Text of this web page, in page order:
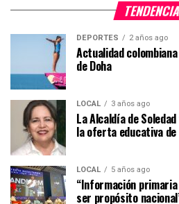
DEPORTES 2 años ago
Actualidad
de Doha
LOCAL 3 años ago
La Alcaldía de
la oferta educativa
LOCAL 5 años ago
“Información
ser propósito